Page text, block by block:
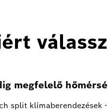
megfelelő
split klímaberendezések